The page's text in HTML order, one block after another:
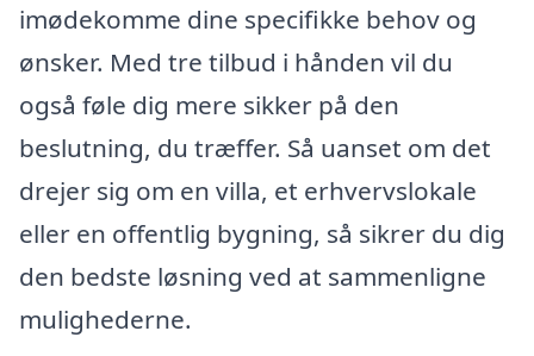
imødekomme dine specifikke behov og
ønsker. Med tre tilbud i hånden vil du
også føle dig mere sikker på den
beslutning, du træffer. Så uanset om det
drejer sig om en villa, et erhvervslokale
eller en offentlig bygning, så sikrer du dig
den bedste løsning ved at sammenligne
mulighederne.